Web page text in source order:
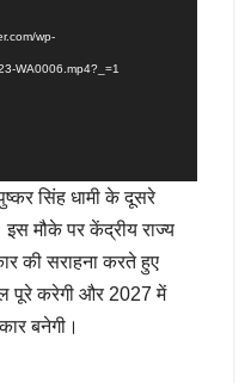
wp-
WA0006.mp4?_=1
सिंह धामी के दूसरे
इस मौके पर केंद्रीय राज्य
की सराहना करते हुए
पूरे करेगी और 2027 में
बनेगी।